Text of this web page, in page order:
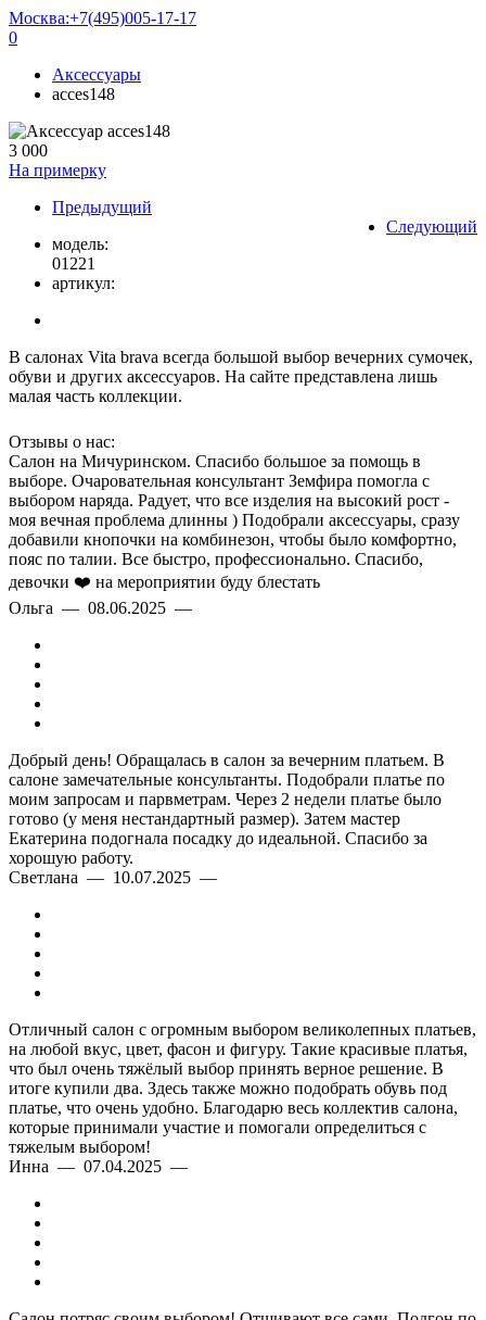
Москва:+7(495)005-17-17
0
Аксессуары
acces148
3 000
На примерку
Предыдущий
Следующий
модель:
01221
артикул:
В салонах Vita brava всегда большой выбор вечерних сумочек,
обуви и других аксессуаров. На сайте представлена лишь
малая часть коллекции.
Отзывы о нас:
Салон на Мичуринском. Спасибо большое за помощь в
выборе. Очаровательная консультант Земфира помогла с
выбором наряда. Радует, что все изделия на высокий рост -
моя вечная проблема длинны ) Подобрали аксессуары, сразу
добавили кнопочки на комбинезон, чтобы было комфортно,
пояс по талии. Все быстро, профессионально. Спасибо,
девочки ❤️ на мероприятии буду блестать
Ольга — 08.06.2025 —
Добрый день! Обращалась в салон за вечерним платьем. В
салоне замечательные консультанты. Подобрали платье по
моим запросам и парвметрам. Через 2 недели платье было
готово (у меня нестандартный размер). Затем мастер
Екатерина подогнала посадку до идеальной. Спасибо за
хорошую работу.
Светлана — 10.07.2025 —
Отличный салон с огромным выбором великолепных платьев,
на любой вкус, цвет, фасон и фигуру. Такие красивые платья,
что был очень тяжёлый выбор принять верное решение. В
итоге купили два. Здесь также можно подобрать обувь под
платье, что очень удобно. Благодарю весь коллектив салона,
которые принимали участие и помогали определиться с
тяжелым выбором!
Инна — 07.04.2025 —